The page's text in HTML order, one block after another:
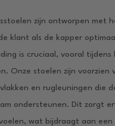
zijn ontworpen met
klant als de kapper
is cruciaal, vooral tijdens
Onze stoelen zijn voorzien
en rugleuningen die
ondersteunen. Dit zorgt
wat bijdraagt aan een